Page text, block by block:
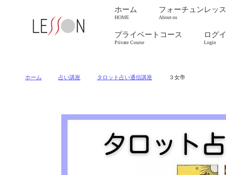
ホーム
HOME
フォーチュンレッ
About-us
プライベートコース
Private Course
ログ
Login
ホーム 占い講座 タロット占い通信講座 ３女帝